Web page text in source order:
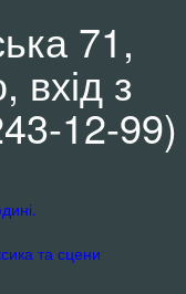
71,
вхід з
12-99)
та сцени